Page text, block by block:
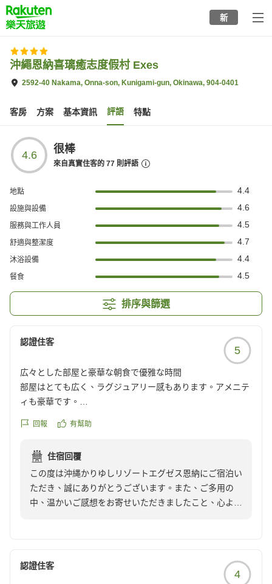
to
top
page
新
沖繩恩納喜璃癒志度假村 Exes
2592-40 Nakama, Onna-son, Kunigami-gun, Okinawa, 904-0401
客房 方案 基本資訊 評語 特點
4.6 很棒
來自真實住客的 77 則評語
地點 4.4
設施與設備 4.6
服務與工作人員 4.5
舒適與整潔度 4.7
沐浴設備 4.4
餐食 4.5
排序與篩選
認證住客
5
広々とした部屋と豪華な朝食で優雅な時間
部屋はとても広く、ラグジュアリー感もあります。アメニテ
ィも豪華です。
ブッフェを利用しましたが、価格と比べてもとても満足のい
また利用したいです。
クチコミの詳細はこちらから
https://review.travel.rakuten.co.jp/hotel/voice/70318?
reviewId=33123478319464
回報 有幫助
住宿回覆
この度は沖縄かりゆしリゾートエグゼス恩納にご宿泊い
ただき、誠にありがとうございます。また、ご多用の
中、温かいご感想をお寄せいただきましたこと、心より
ご満足いただけたとのこと、大変嬉しく拝読いたしまし
た。当ホテルは全室59.7以上のゆとりある空間をご用意
認證住客
4